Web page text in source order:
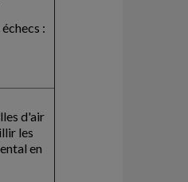
:
d'air
les
en